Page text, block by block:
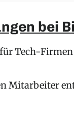
bei
Tech-
Mitarbeiter